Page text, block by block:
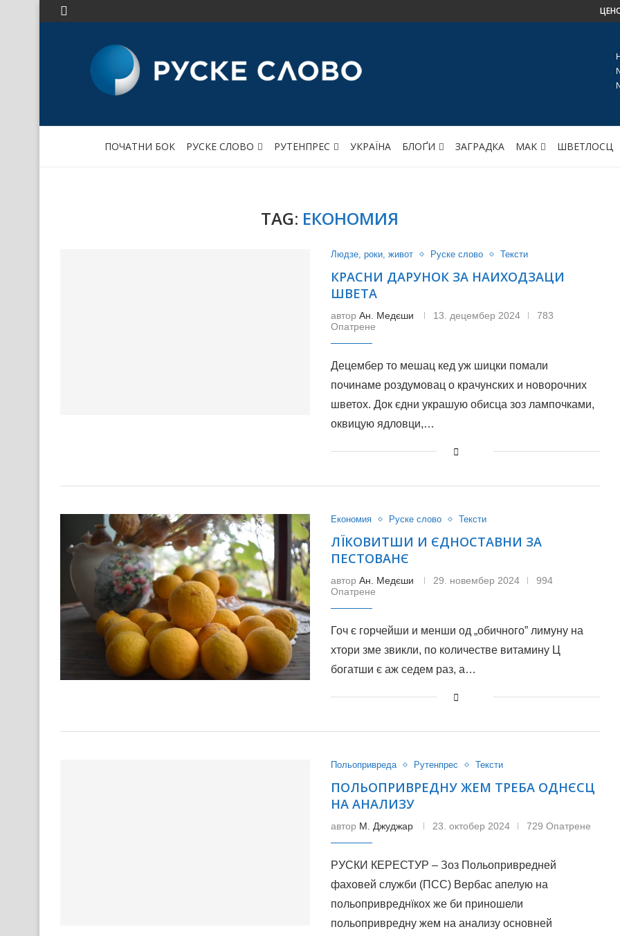
ПОЧАТНИ БОК РУСКЕ СЛОВО РУТЕНПРЕС УКРАЇНА БЛОҐИ ЗАГРАДКА МАK ШВЕТЛОСЦ
TAG: ЕКОНОМИЯ
Людзе, роки, живот Руске слово Тексти
КРАСНИ ДАРУНОК ЗА НАИХОДЗАЦИ
ШВЕТА
автор Ан. Медєши 13. децембер 2024
783
Опатрене
Децембер то мешац кед уж шицки помали
починаме роздумовац о крачунских и новорочних
шветох. Док єдни украшую обисца зоз лампочками,
оквицую ядловци,…
Економия Руске слово Тексти
ЛЇКОВИТШИ И ЄДНОСТАВНИ ЗА
ПЕСТОВАНЄ
автор Ан. Медєши 29. новембер 2024
994
Опатрене
Гоч є горчейши и менши од „обичного” лимуну на
хтори зме звикли, по количестве витамину Ц
богатши є аж седем раз, а…
Польопривреда Рутенпрес Тексти
ПОЛЬОПРИВРЕДНУ ЖЕМ ТРЕБА ОДНЄСЦ
НА АНАЛИЗУ
автор М. Джуджар 23. октобер 2024 729 Опатрене
РУСКИ КЕРЕСТУР – Зоз Польопривреднeй
фаховей служби (ПСС) Вербас апелую на
польопривреднїкох же би приношели
польопривредну жем на анализу основней